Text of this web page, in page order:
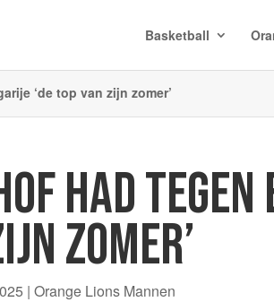
Basketball
‘de top van zijn zomer’
HAD TEGEN
ZOMER’
|Orange Lions Mannen